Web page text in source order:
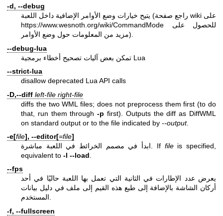
-d, --debug
يتيح خيارات وضع الأوامر الإضافية داخل اللعبة (راجع صفحة wiki على
https://www.wesnoth.org/wiki/CommandMode
مزيد من المعلومات حول وضع الأوامر).
--debug-lua
تمكن بعض آليات تصحيح أخطاء برمجية Lua
--strict-lua
disallow deprecated Lua API calls
-D,--diff left-file right-file
diffs the two WML files; does not preprocess them first (to do
that, run them through-p first). Outputs the diff as DiffWML
on standard output or to the file indicated by --output.
-e[file], --editor[=file]
ابدأ في مصمم الخرائط في اللعبة مباشرة. If fileis specified,
equivalent to -l --load
--fps
يعرض عدد الإطارات في الثانية التي تعمل بها اللعبة حاليًا في أحد
أركان الشاشة بالإضافة إلى طبع هذه القيم إلى ملف في دليل بيانات
المستخدم.
-f, --fullscreen